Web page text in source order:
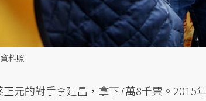
料照
正元的對手李建昌，拿下7萬8千票。2015